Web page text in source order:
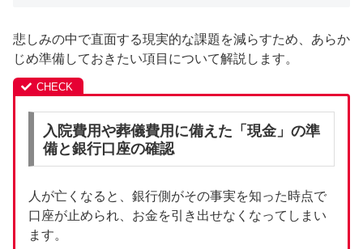
悲しみの中で直面する現実的な課題を減らすため、あらか
じめ準備しておきたい項目について解説します。
入院費用や葬儀費用に備えた「現金」の準
備と銀行口座の確認
人が亡くなると、銀行側がその事実を知った時点で
口座が止められ、お金を引き出せなくなってしまい
ます。